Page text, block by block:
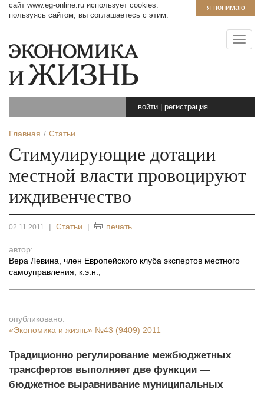
я понимаю
сайт www.eg-online.ru использует cookies.
пользуясь сайтом, вы соглашаетесь с этим.
войти регистрация
Главная Статьи
Стимулирующие дотации
местной власти провоцируют
иждивенчество
02.11.2011 | Статьи | печать
автор:
Вера Левина, член Европейского клуба экспертов местного
самоуправления, к.э.н.
опубликовано:
«Экономика и жизнь» №43 (9409) 2011
Традиционно регулирование межбюджетных
трансфертов выполняет две функции —
бюджетное выравнивание муниципальных